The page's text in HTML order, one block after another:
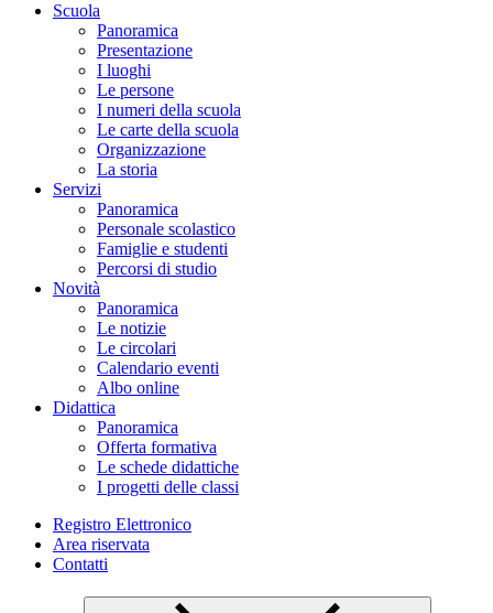
Scuola
Panoramica
Presentazione
I luoghi
Le persone
I numeri della scuola
Le carte della scuola
Organizzazione
La storia
Servizi
Panoramica
Personale scolastico
Famiglie e studenti
Percorsi di studio
Novità
Panoramica
Le notizie
Le circolari
Calendario eventi
Albo online
Didattica
Panoramica
Offerta formativa
Le schede didattiche
I progetti delle classi
Registro Elettronico
Area riservata
Contatti